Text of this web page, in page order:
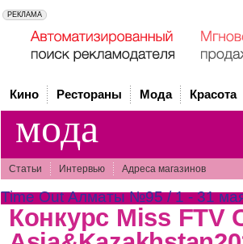
Кино Рестораны Мода Красота
мода
Статьи Интервью Адреса магазинов
Time Out Алматы №95 / 1 - 31
Конкурс Miss FTV